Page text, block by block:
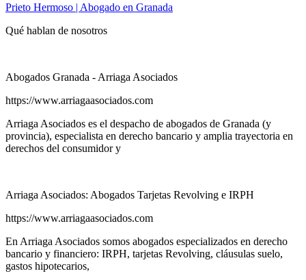
Prieto Hermoso | Abogado en Granada
Qué hablan de nosotros
Abogados Granada - Arriaga Asociados
https://www.arriagaasociados.com
Arriaga Asociados es el despacho de abogados de Granada (y
provincia), especialista en derecho bancario y amplia trayectoria en
derechos del consumidor y
Arriaga Asociados: Abogados Tarjetas Revolving e IRPH
https://www.arriagaasociados.com
En Arriaga Asociados somos abogados especializados en derecho
bancario y financiero: IRPH, tarjetas Revolving, cláusulas suelo,
gastos hipotecarios,